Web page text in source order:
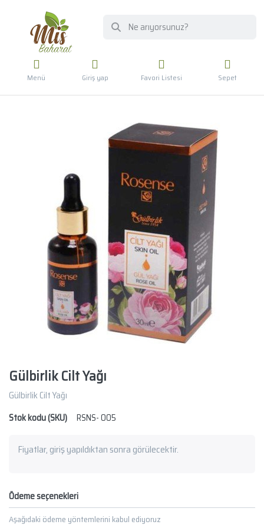
Menü Giriş yap Favori Listesi Sepet
Gülbirlik Cilt Yağı
Gülbirlik Cilt Yağı
Stok kodu (SKU)
RSNS- 005
Fiyatlar, giriş yapıldıktan sonra görülecektir.
Ödeme seçenekleri
Aşağıdaki ödeme yöntemlerini kabul ediyoruz